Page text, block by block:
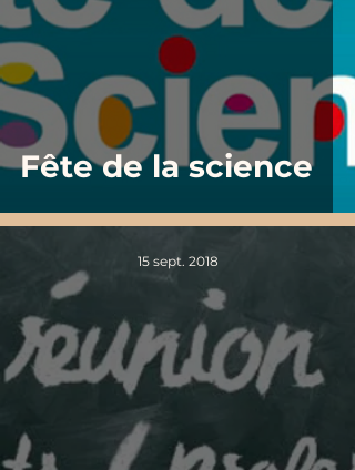
Fête de la science
15 sept. 2018